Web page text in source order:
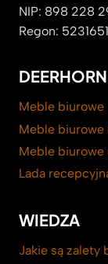
NIP: 898 228
Regon:
Meble biurowe
Meble biurowe
Meble biurowe
Lada
WIEDZA
Jakie są zalety